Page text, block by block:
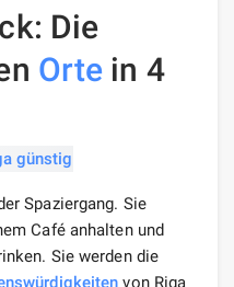
Die
Orte in 4
Spaziergang. Sie
Café anhalten und
Sie werden die
von Riga